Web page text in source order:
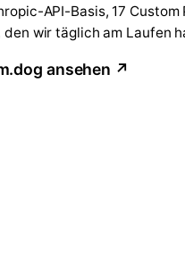
API-Basis, 17 Custom
den wir täglich am Laufen
ansehen ↗